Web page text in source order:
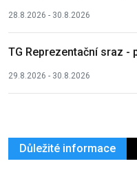
28.8.2026 - 30.8.2026
TG Reprezentační sraz -
29.8.2026 - 30.8.2026
Důležité informace